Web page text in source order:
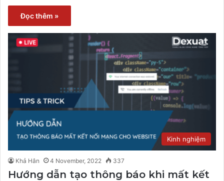
Đọc thêm »
Kinh nghiệm
Khả Hân 4 November, 2022 337
Hướng dẫn tạo thông báo khi mất kết